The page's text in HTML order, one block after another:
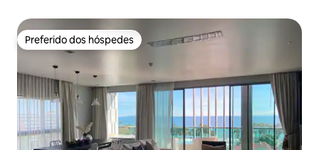
Preferido dos hóspedes
Preferido dos hóspedes